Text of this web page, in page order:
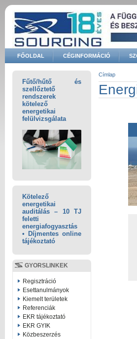
Ugrás a tartalomra
FŐOLDAL CÉGINFORMÁCIÓ
Keresés űrlap
Fűtő/hűtő és
szellőztető
rendszerek
kötelező
energetikai
felülvizsgálata
Kötelező
energetikai
auditálás – 10 TJ
feletti
energiafogyasztás
• Díjmentes online
tájékoztató
GYORSLINKEK
Regisztráció
Esettanulmányok
Kiemelt területek
Referenciák
EKR tájékoztató
EKR GYIK
Közbeszerzés
Címlap